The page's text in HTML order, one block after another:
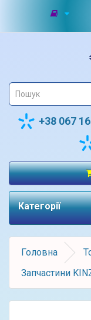
+38 067
Категорії
Головна
Запчастини